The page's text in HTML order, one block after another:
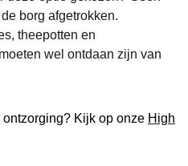
borg afgetrokken.
theepotten en
wel ontdaan zijn van
Kijk op onze High